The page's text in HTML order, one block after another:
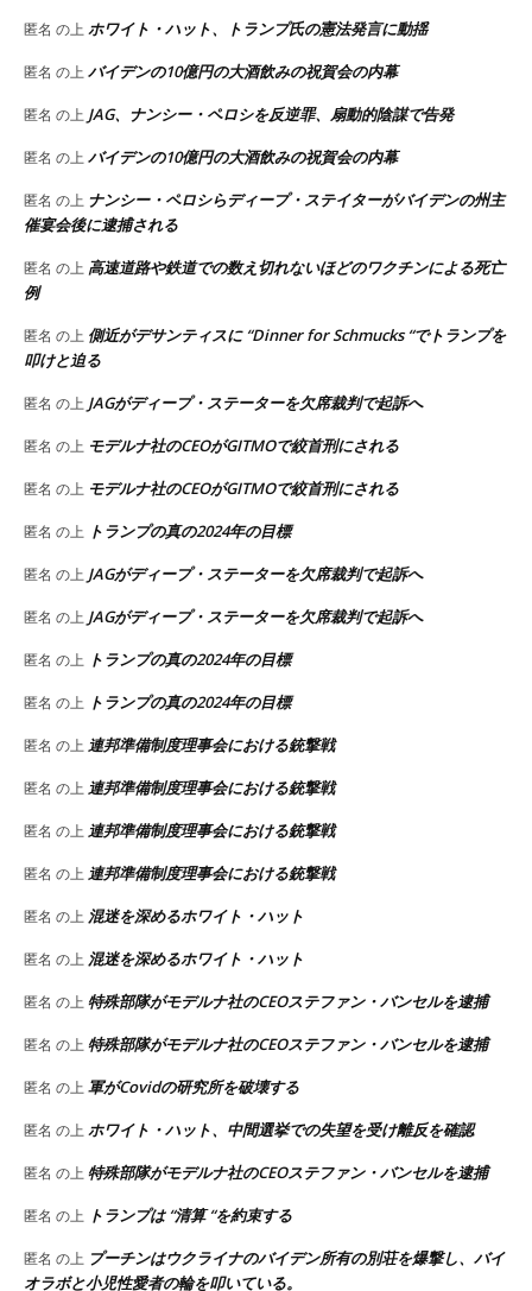
匿名 の上 ホワイト・ハット、トランプ氏の憲法発言に動揺
匿名 の上 バイデンの10億円の大酒飲みの祝賀会の内幕
匿名 の上 JAG、ナンシー・ペロシを反逆罪、扇動的陰謀で告発
匿名 の上 バイデンの10億円の大酒飲みの祝賀会の内幕
匿名 の上 ナンシー・ペロシらディープ・ステイターがバイデンの州主
催宴会後に逮捕される
匿名 の上 高速道路や鉄道での数え切れないほどのワクチンによる死亡
例
匿名 の上 側近がデサンティスに “Dinner for Schmucks “でトランプを
叩けと迫る
匿名 の上 JAGがディープ・ステーターを欠席裁判で起訴へ
匿名 の上 モデルナ社のCEOがGITMOで絞首刑にされる
匿名 の上 モデルナ社のCEOがGITMOで絞首刑にされる
匿名 の上 トランプの真の2024年の目標
匿名 の上 JAGがディープ・ステーターを欠席裁判で起訴へ
匿名 の上 JAGがディープ・ステーターを欠席裁判で起訴へ
匿名 の上 トランプの真の2024年の目標
匿名 の上 トランプの真の2024年の目標
匿名 の上 連邦準備制度理事会における銃撃戦
匿名 の上 連邦準備制度理事会における銃撃戦
匿名 の上 連邦準備制度理事会における銃撃戦
匿名 の上 連邦準備制度理事会における銃撃戦
匿名 の上 混迷を深めるホワイト・ハット
匿名 の上 混迷を深めるホワイト・ハット
匿名 の上 特殊部隊がモデルナ社のCEOステファン・バンセルを逮捕
匿名 の上 特殊部隊がモデルナ社のCEOステファン・バンセルを逮捕
匿名 の上 軍がCovidの研究所を破壊する
匿名 の上 ホワイト・ハット、中間選挙での失望を受け離反を確認
匿名 の上 特殊部隊がモデルナ社のCEOステファン・バンセルを逮捕
匿名 の上 トランプは “清算 “を約束する
匿名 の上 プーチンはウクライナのバイデン所有の別荘を爆撃し、バイ
オラボと小児性愛者の輪を叩いている。